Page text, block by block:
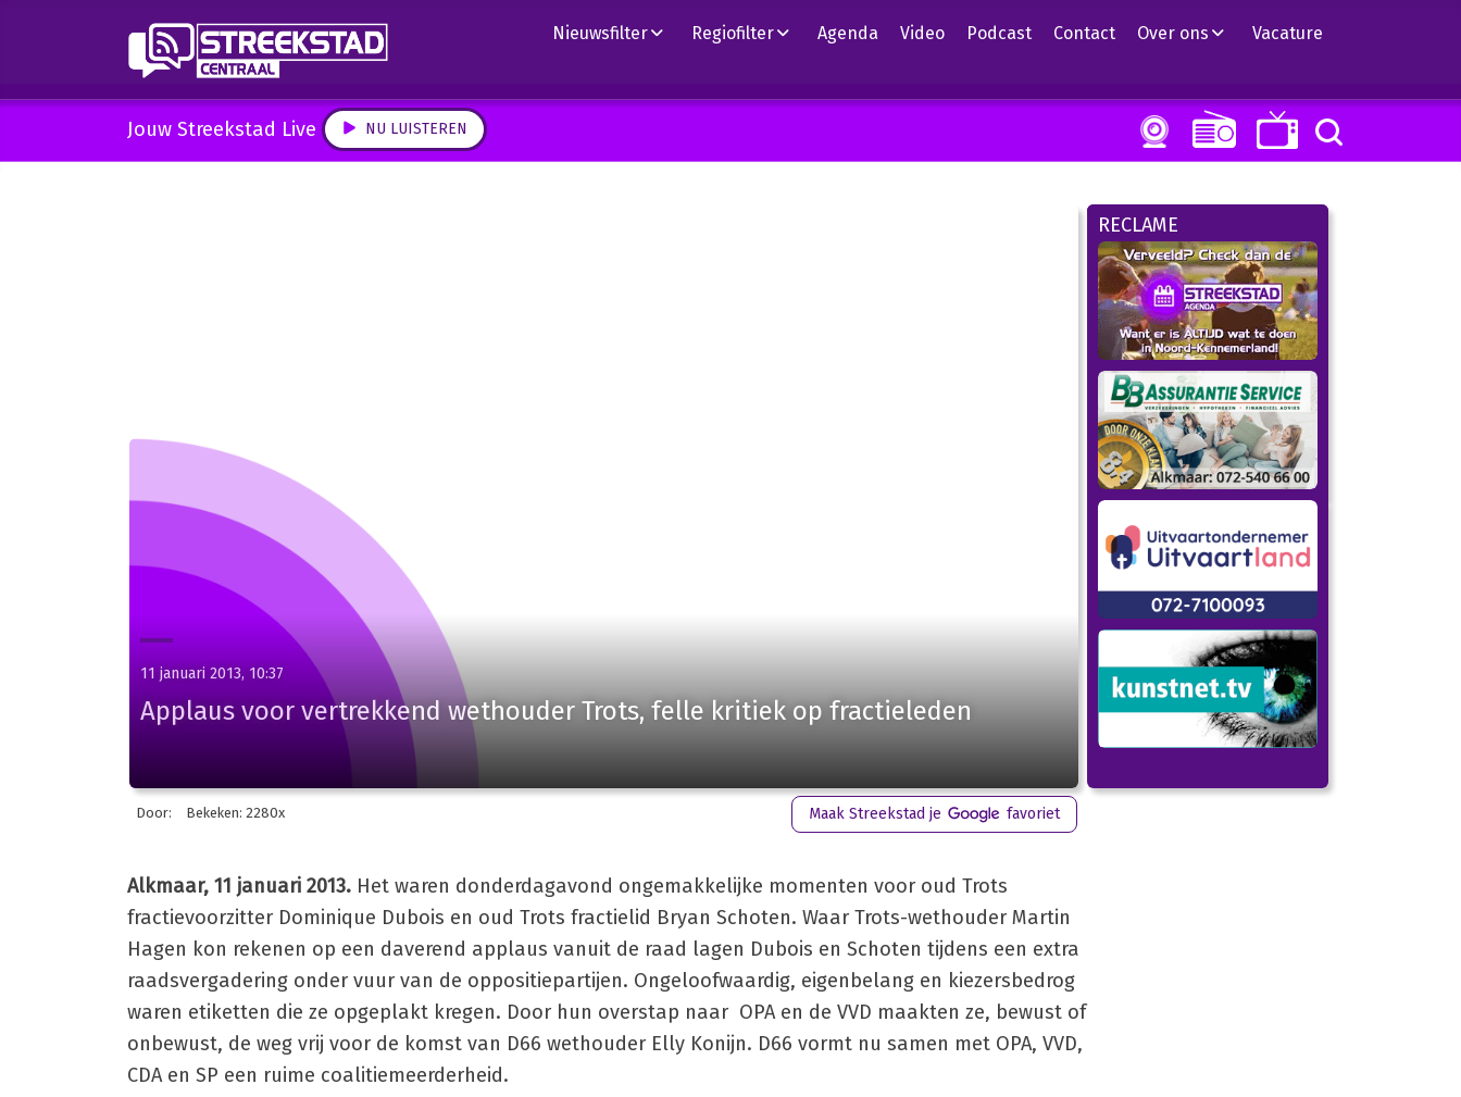
Nieuwsfilter Regiofilter Agenda Video Podcast Contact Over ons Vacature
Jouw Streekstad Live NU LUISTEREN
RECLAME
11 januari 2013, 10:37
Applaus voor vertrekkend wethouder Trots, felle kritiek op fractieleden
Door: Bekeken: 2280x Maak Streekstad je favoriet
Alkmaar, 11 januari 2013. Het waren donderdagavond ongemakkelijke momenten voor oud Trots
fractievoorzitter Dominique Dubois en oud Trots fractielid Bryan Schoten. Waar Trots-wethouder Martin
Hagen kon rekenen op een daverend applaus vanuit de raad lagen Dubois en Schoten tijdens een extra
raadsvergadering onder vuur van de oppositiepartijen. Ongeloofwaardig, eigenbelang en kiezersbedrog
waren etiketten die ze opgeplakt kregen. Door hun overstap naar OPA en de VVD maakten ze, bewust of
onbewust, de weg vrij voor de komst van D66 wethouder Elly Konijn. D66 vormt nu samen met OPA, VVD,
CDA en SP een ruime coalitiemeerderheid.